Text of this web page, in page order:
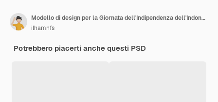
Modello di design per la Giornata dell'Indipendenza dell'Indonesia
ilhamnfs
Potrebbero piacerti anche questi PSD